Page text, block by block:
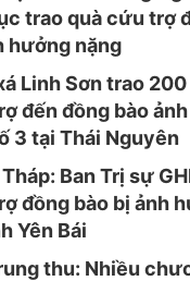
trao quà cứu trợ
hưởng nặng
Linh Sơn trao
đến đồng bào
3 tại Thái Nguyên
Ban Trị sự
đồng bào bị ảnh
Yên Bái
thu: Nhiều